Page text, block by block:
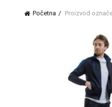
Početna Proizvod